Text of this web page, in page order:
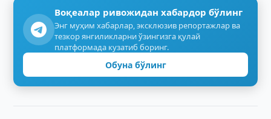
Воқеалар ривожидан хабардор бўлинг
Энг муҳим хабарлар, эксклюзив репортажлар ва
тезкор янгиликларни ўзингизга қулай
платформада кузатиб боринг.
Обуна бўлинг